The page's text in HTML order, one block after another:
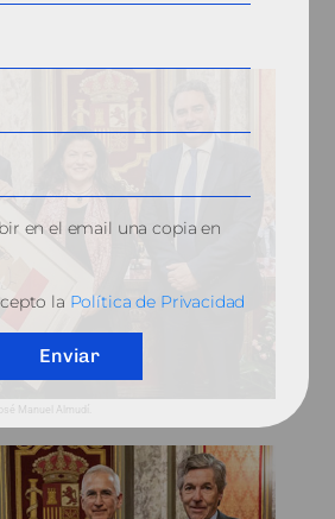
Manuel Almudí.
en el email una copia en
la Política de Privacidad
Enviar